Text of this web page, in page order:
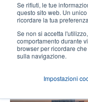
Se rifiuti, le tue
questo sito web. Un
ricordare la tua
Se non si accetta
comportamento durante
browser per ricordare
sulla navigazione.
Impostazioni
Perché la
T6000e
genere